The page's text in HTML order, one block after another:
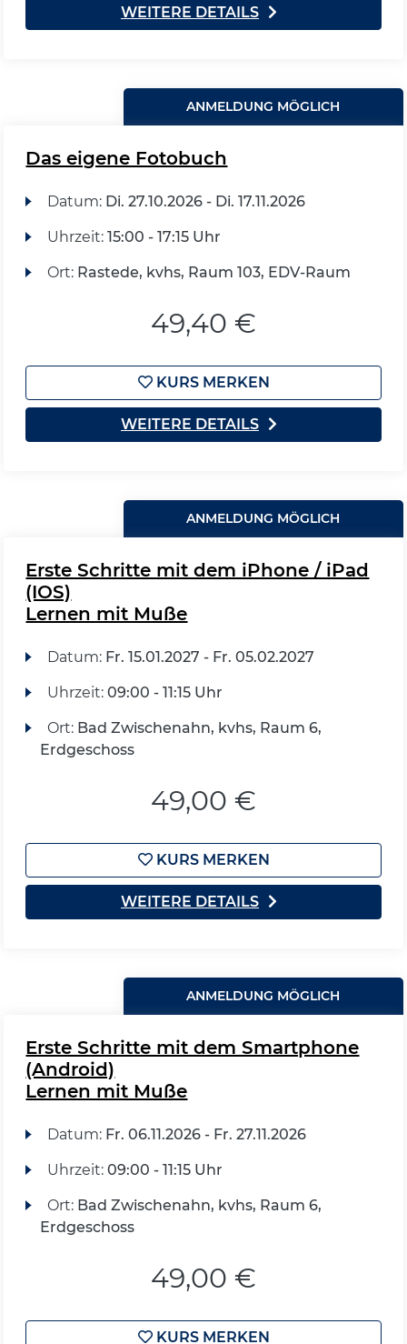
WEITERE DETAILS
ANMELDUNG MÖGLICH
Das eigene Fotobuch
Datum: Di. 27.10.2026 - Di. 17.11.2026
Uhrzeit: 15:00 - 17:15 Uhr
Ort: Rastede, kvhs, Raum 103, EDV-Raum
49,40 €
KURS MERKEN
WEITERE DETAILS
ANMELDUNG MÖGLICH
Erste Schritte mit dem iPhone / iPad
(IOS)
Lernen mit Muße
Datum: Fr. 15.01.2027 - Fr. 05.02.2027
Uhrzeit: 09:00 - 11:15 Uhr
Ort: Bad Zwischenahn, kvhs, Raum 6,
Erdgeschoss
49,00 €
KURS MERKEN
WEITERE DETAILS
ANMELDUNG MÖGLICH
Erste Schritte mit dem Smartphone
(Android)
Lernen mit Muße
Datum: Fr. 06.11.2026 - Fr. 27.11.2026
Uhrzeit: 09:00 - 11:15 Uhr
Ort: Bad Zwischenahn, kvhs, Raum 6,
Erdgeschoss
49,00 €
KURS MERKEN